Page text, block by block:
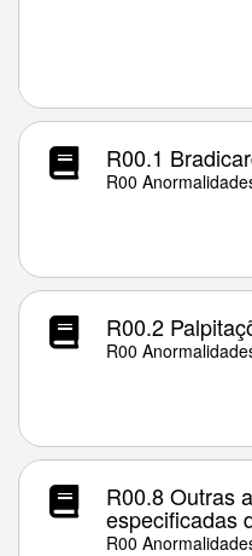
R00.1
R00
R00.2
R00
R00.8 Outras
especificadas
R00